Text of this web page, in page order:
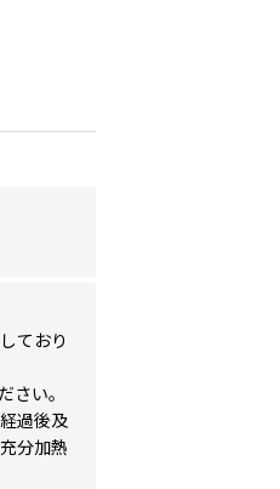
ており
さい。
過後及
分加熱